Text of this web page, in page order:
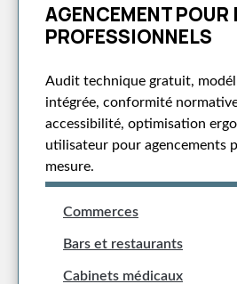
AGENCEMENT POUR
PROFESSIONNELS
Audit technique gratuit,
intégrée, conformité
accessibilité, optimisation
utilisateur pour agencements
mesure.
Commerces
Bars et restaurants
Cabinets médicaux